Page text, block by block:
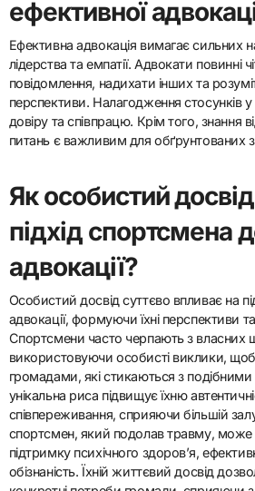
Їхня автентичність та здатність до
аудиторією, сприяючи довірі та
часто мають глибоке розуміння
недостатньо представлені громади, що
ефективність у зусиллях адвокації. Крім
включають стійкість, харизму та
через розповіді.
Які навички є
ефективної
Ефективна адвокація вимагає сильних
лідерства та емпатії. Адвокати повинні
перспективи. Налагодження стосунків
довіру та співпрацю. Крім того, знання
питань є важливим для обґрунтованих
Як особистий
підхід спортсмена
адвокації?